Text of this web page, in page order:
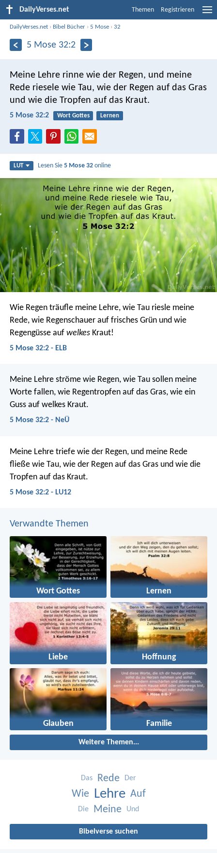
DailyVerses.net Themen Registrieren
DailyVerses.net › Bibel Bücher ›5 Mose ›32
5 Mose 32:2
Meine Lehre rinne wie der Regen, und meine
Rede riesele wie Tau, wie der Regen auf das Gras
und wie die Tropfen auf das Kraut.
5 Mose 32:2 Wort Gottes Lernen
LUT Lesen Sie5 Mose 32 online
Wie Regen träufle meine Lehre, wie Tau riesle meine
Rede, wie Regenschauer auf frisches Grün und wie
Regengüsse auf welkes Kraut!
5 Mose 32:2 - ELB
Meine Lehre ströme wie Regen, wie Tau sollen meine
Worte fallen, wie Regentropfen auf das Gras, wie ein
Guss auf welkes Kraut.
5 Mose 32:2 - NeÜ
Meine Lehre triefe wie der Regen, und meine Rede
fließe wie Tau, wie der Regen auf das Gras und wie die
Tropfen auf das Kraut.
5 Mose 32:2 - LU12
Verwandte Themen
Wort Gottes Lernen
Liebe Hoffnung
Glauben Familie
Weitere Themen...
Das Rede Der
Wie Lehre Auf
Die Meine Und
Bibelverse suchen